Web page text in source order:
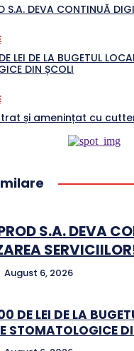
S.A. DEVA CONTINUĂ
LEI DE LA BUGETUL
DIN ȘCOLI
și amenințat cu
S.A. DEVA
August 6, 2026
DE LEI DE LA
STOMATOLOGICE